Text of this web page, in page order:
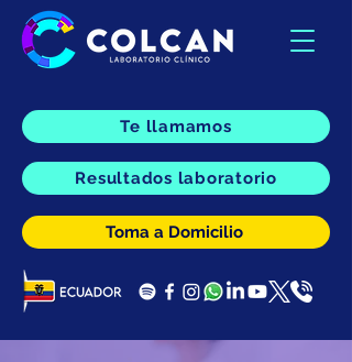
Te llamamos
Resultados laboratorio
Toma a Domicilio